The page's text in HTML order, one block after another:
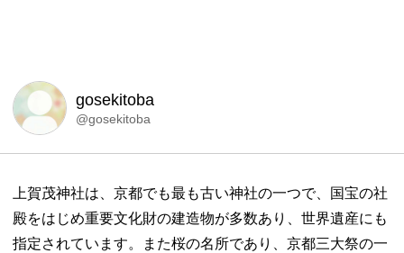
gosekitoba
@gosekitoba
上賀茂神社は、京都でも最も古い神社の一つで、国宝の社
殿をはじめ重要文化財の建造物が多数あり、世界遺産にも
指定されています。また桜の名所であり、京都三大祭の一